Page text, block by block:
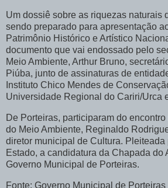
Um dossiê sobre as riquezas naturais
sendo preparado para apresentação
Patrimônio Histórico e Artístico
documento que vai endossado pelo
Meio Ambiente, Arthur Bruno,
Piúba, junto de assinaturas de
Instituto Chico Mendes de
Universidade Regional do Cariri/Urca
De Porteiras, participaram do
do Meio Ambiente, Reginaldo
diretor municipal de Cultura. Pleiteada
Estado, a candidatura da Chapada do
Governo Municipal de Porteiras.
Fonte: Governo Municipal de Porteiras